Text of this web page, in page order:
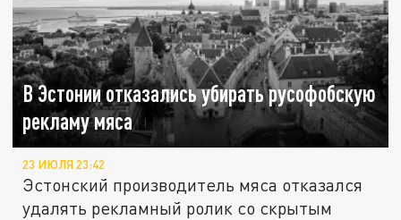
В Эстонии отказались убирать русофобскую
рекламу мяса
23 ИЮЛЯ 23:42
Эстонский производитель мяса отказался
удалять рекламный ролик со скрытым